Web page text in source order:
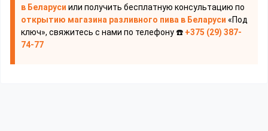
в Беларуси или получить бесплатную консультацию по
открытию магазина разливного пива в Беларуси «Под
ключ», свяжитесь с нами по телефону ☎️ +375 (29) 387-
74-77